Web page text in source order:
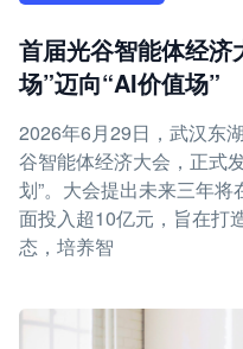
首届光谷智能体经
场”迈向“AI价值场”
2026年6月29日，武汉东
谷智能体经济大会，正式
划”。大会提出未来三年
面投入超10亿元，旨在打
态，培养智